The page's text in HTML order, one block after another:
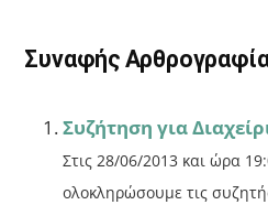
o
k
ίτ
ε
Συναφής
Συζήτηση για
Στις 28/06/2013 και ώρα
ολοκληρώσουμε τις